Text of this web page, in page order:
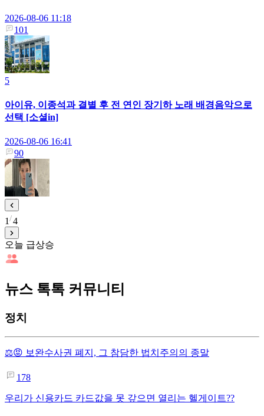
2026-08-06 11:18
101
5
아이유, 이종석과 결별 후 전 연인 장기하 노래 배경음악으로
선택 [소셜in]
2026-08-06 16:41
90
1 4
오늘 급상승
뉴스 톡톡 커뮤니티
정치
⚖️😡 보완수사권 폐지, 그 참담한 법치주의의 종말
178
우리가 신용카드 카드값을 못 갚으면 열리는 헬게이트??